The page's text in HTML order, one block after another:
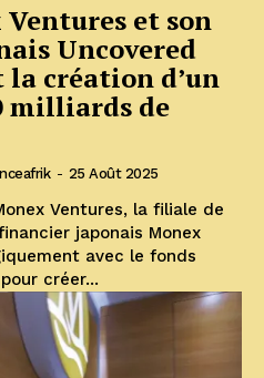
et son
Uncovered
création d’un
milliards de
- 25 Août 2025
Ventures, la filiale de
japonais Monex
avec le fonds
créer...